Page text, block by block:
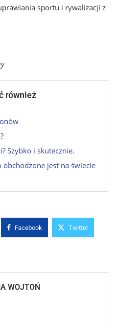
sportu i rywalizacji z
również
Szybko i skutecznie.
obchodzone jest na świecie
Facebook Twitter
WOJTOŃ